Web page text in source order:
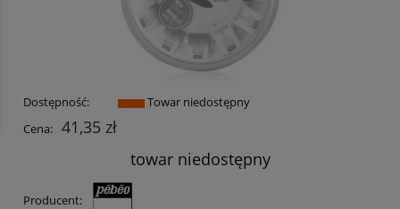
Dostępność:
Towar niedostępny
Cena: 41,35 zł
towar niedostępny
Producent: